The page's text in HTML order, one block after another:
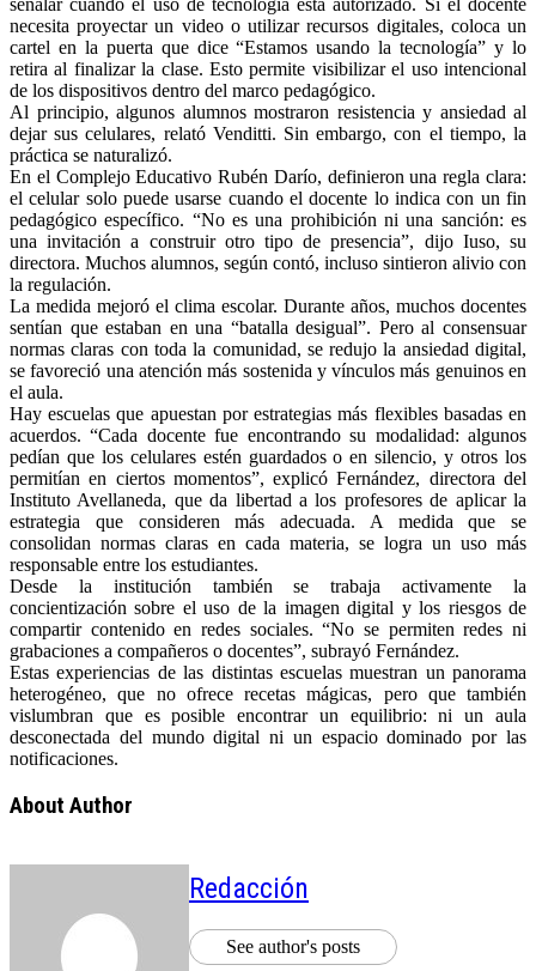
señalar cuándo el uso de tecnología está autorizado. Si el docente
necesita proyectar un video o utilizar recursos digitales, coloca un
cartel en la puerta que dice “Estamos usando la tecnología” y lo
retira al finalizar la clase. Esto permite visibilizar el uso intencional
de los dispositivos dentro del marco pedagógico.
Al principio, algunos alumnos mostraron resistencia y ansiedad al
dejar sus celulares, relató Venditti. Sin embargo, con el tiempo, la
práctica se naturalizó.
En el Complejo Educativo Rubén Darío, definieron una regla clara:
el celular solo puede usarse cuando el docente lo indica con un fin
pedagógico específico. “No es una prohibición ni una sanción: es
una invitación a construir otro tipo de presencia”, dijo Iuso, su
directora. Muchos alumnos, según contó, incluso sintieron alivio con
la regulación.
La medida mejoró el clima escolar. Durante años, muchos docentes
sentían que estaban en una “batalla desigual”. Pero al consensuar
normas claras con toda la comunidad, se redujo la ansiedad digital,
se favoreció una atención más sostenida y vínculos más genuinos en
el aula.
Hay escuelas que apuestan por estrategias más flexibles basadas en
acuerdos. “Cada docente fue encontrando su modalidad: algunos
pedían que los celulares estén guardados o en silencio, y otros los
permitían en ciertos momentos”, explicó Fernández, directora del
Instituto Avellaneda, que da libertad a los profesores de aplicar la
estrategia que consideren más adecuada. A medida que se
consolidan normas claras en cada materia, se logra un uso más
responsable entre los estudiantes.
Desde la institución también se trabaja activamente la
concientización sobre el uso de la imagen digital y los riesgos de
compartir contenido en redes sociales. “No se permiten redes ni
grabaciones a compañeros o docentes”, subrayó Fernández.
Estas experiencias de las distintas escuelas muestran un panorama
heterogéneo, que no ofrece recetas mágicas, pero que también
vislumbran que es posible encontrar un equilibrio: ni un aula
desconectada del mundo digital ni un espacio dominado por las
notificaciones.
About Author
Redacción
See author's posts